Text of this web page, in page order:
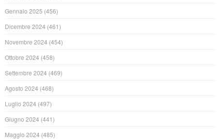
Gennaio 2025 (456)
Dicembre 2024 (461)
Novembre 2024 (454)
Ottobre 2024 (458)
Settembre 2024 (469)
Agosto 2024 (468)
Luglio 2024 (497)
Giugno 2024 (441)
Maggio 2024 (485)